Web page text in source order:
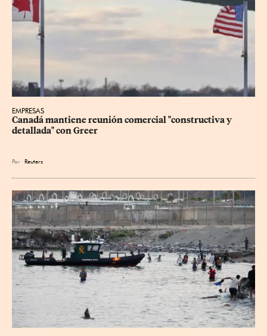
EMPRESAS
Canadá mantiene reunión ‌comercial "constructiva y
detallada" con Greer
Por Reuters